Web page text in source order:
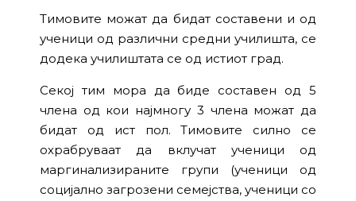
Тимовите можат да бидат составени и од
ученици од различни средни училишта, се
додека училиштата се од истиот град.
Секој тим мора да биде составен од 5
члена од кои најмногу 3 члена можат да
бидат од ист пол. Тимовите силно се
охрабруваат да вклучат ученици од
маргинализираните групи (ученици од
социјално загрозени семејства, ученици со